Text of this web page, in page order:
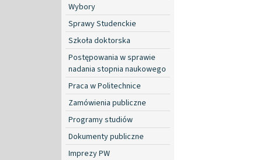
Wybory
Sprawy Studenckie
Szkoła doktorska
Postępowania w sprawie
nadania stopnia naukowego
Praca w Politechnice
Zamówienia publiczne
Programy studiów
Dokumenty publiczne
Imprezy PW